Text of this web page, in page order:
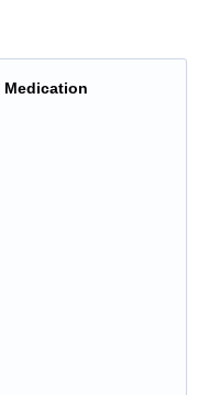
Medication